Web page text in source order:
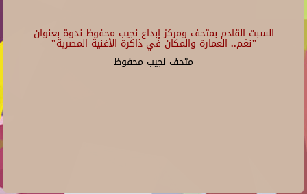
السبت القادم بمتحف ومركز إبداع نجيب محفوظ ندوة بعنوان
"نغم.. العمارة والمكان في ذاكرة الأغنية المصرية"
متحف نجيب محفوظ